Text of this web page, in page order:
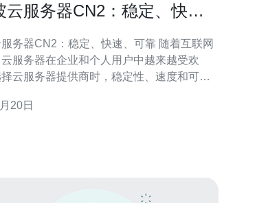
云服务器CN2：稳定、快
器CN2：稳定、快速、可靠 随着互联网
服务器在企业和个人用户中越来越受欢
云服务器提供商时，稳定性、速度和可靠
选择。 新加坡云服务器CN2采用
20日